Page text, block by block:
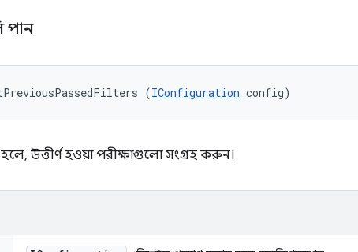
পান
(IConfiguration config)
হলে, উত্তীর্ণ হওয়া পরীক্ষাগুলো সংগ্রহ করুন।